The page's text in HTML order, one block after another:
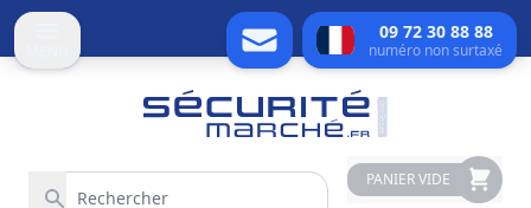
09 72 30 88 88
numéro non surtaxé
PANIER VIDE